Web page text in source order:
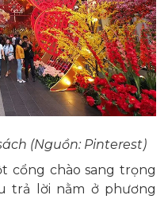
(Nguồn: Pinterest)
cổng chào sang trọng
trả lời nằm ở phương